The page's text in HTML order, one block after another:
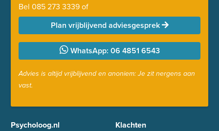
Bel 085 273 3339of
Plan vrijblijvend adviesgesprek
WhatsApp: 06 4851 6543
Advies is altijd vrijblijvend en anoniem: Je zit nergens aan
vast.
Psycholoog.nl
Klachten